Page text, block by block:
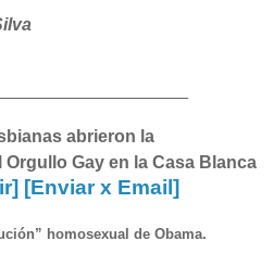
y Silva
abrieron la
Gay en la Casa Blanca
[Enviar x Email]
homosexual de Obama.